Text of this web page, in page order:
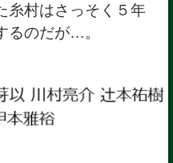
村はさっそく５年
るのだが…。